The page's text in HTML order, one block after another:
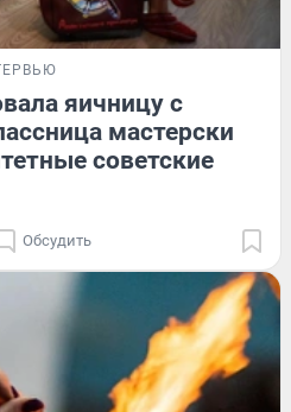
яичницу с
мастерски
советские
Обсудить